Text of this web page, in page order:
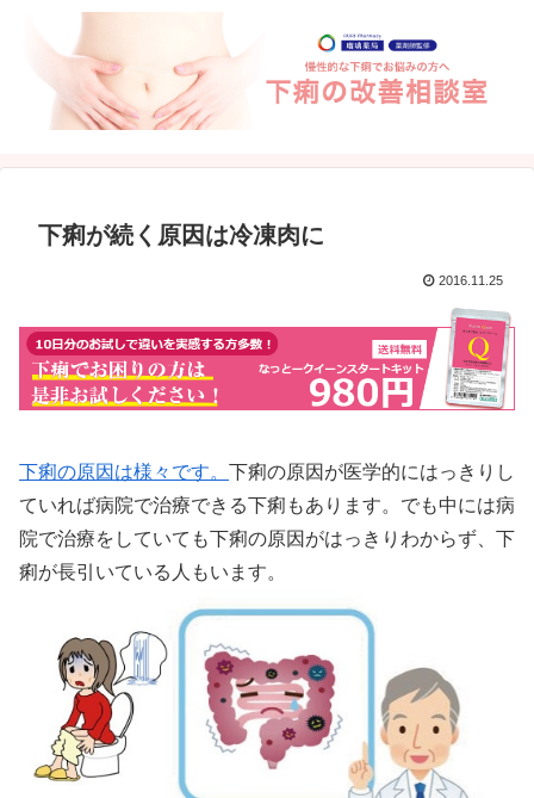
下痢が続く原因は冷凍肉に
2016.11.25
下痢の原因は様々です。 下痢の原因が医学的にはっきりし
ていれば病院で治療できる下痢もあります。でも中には病
院で治療をしていても下痢の原因がはっきりわからず、下
痢が長引いている人もいます。